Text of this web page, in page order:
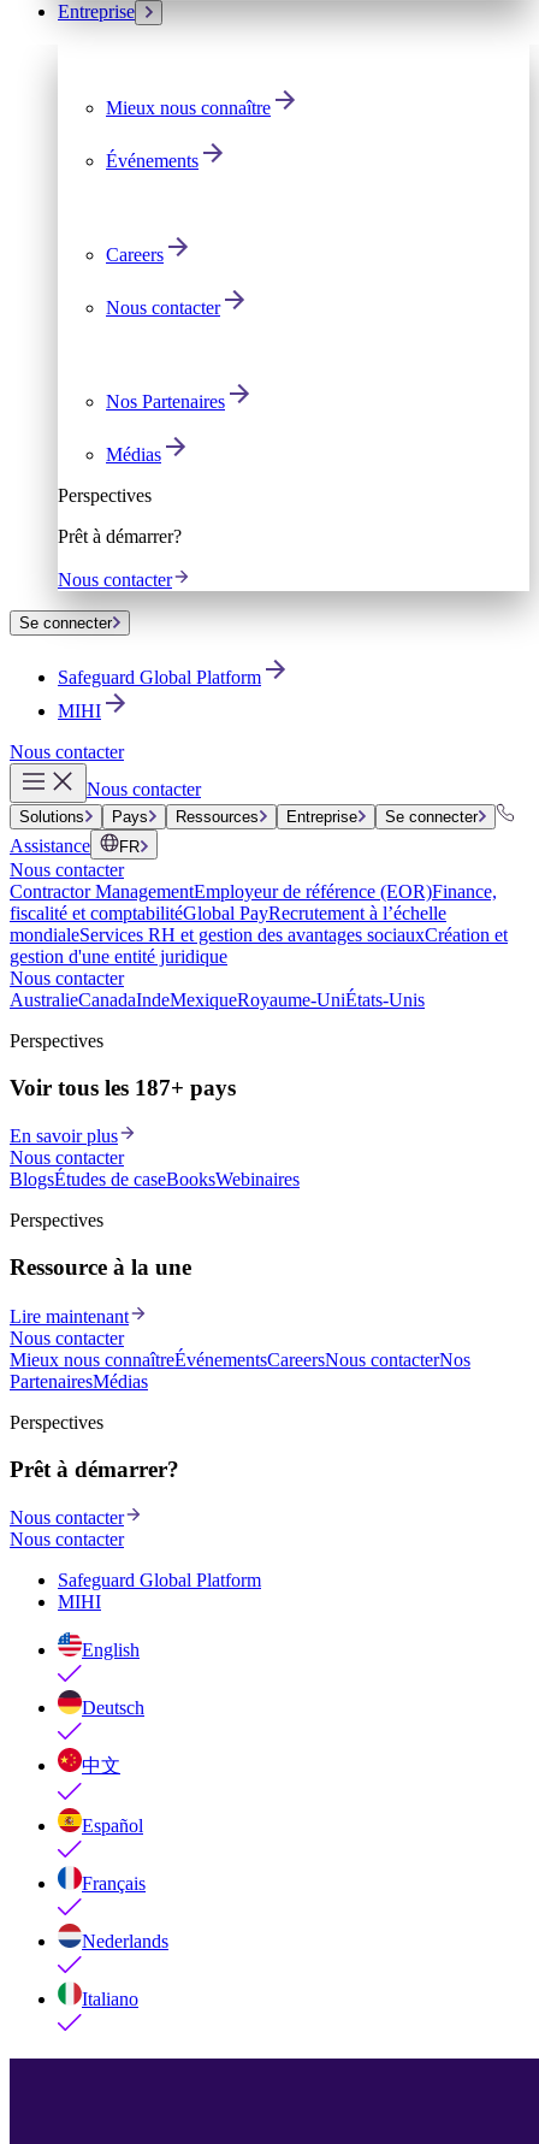
Entreprise
Mieux nous connaître
Événements
Careers
Nous contacter
Nos Partenaires
Médias
Perspectives
Prêt à démarrer?
Nous contacter
Se connecter
Safeguard Global Platform
MIHI
Nous contacter
Nous contacter
Solutions Pays Ressources Entreprise Se connecter
Assistance FR
Nous contacter
Contractor ManagementEmployeur de référence (EOR)Finance,
fiscalité et comptabilitéGlobal PayRecrutement à l’échelle
mondialeServices RH et gestion des avantages sociauxCréation et
gestion d'une entité juridique
Nous contacter
AustralieCanadaIndeMexiqueRoyaume-UniÉtats-Unis
Perspectives
Voir tous les 187+ pays
En savoir plus
Nous contacter
BlogsÉtudes de caseBooksWebinaires
Perspectives
Ressource à la une
Lire maintenant
Nous contacter
Mieux nous connaîtreÉvénementsCareersNous contacterNos
PartenairesMédias
Perspectives
Prêt à démarrer?
Nous contacter
Nous contacter
Safeguard Global Platform
MIHI
English
Deutsch
中文
Español
Français
Nederlands
Italiano